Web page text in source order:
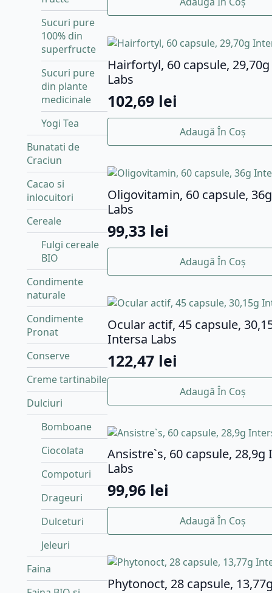
Sucuri pure
100% din
superfructe
Sucuri pure
din plante
medicinale
Yogi Tea
Bunatati de
Craciun
Cacao si
inlocuitori
Cereale
Fulgi cereale
BIO
Condimente
naturale
Condimente
Pronat
Conserve
Creme tartinabile
Dulciuri
Bomboane
Ciocolata
Compoturi
Drageuri
Dulceturi
Jeleuri
Faina
Hairfortyl, 60 capsule,
Labs
102,69 lei
Adaugă În Coș
Oligovitamin, 60 capsule,
Labs
99,33 lei
Adaugă În Coș
Ocular actif, 45 capsule,
Intersa Labs
122,47 lei
Adaugă În Coș
Ansistre`s, 60 capsule, 28,9g
Labs
99,96 lei
Adaugă În Coș
Phytonoct, 28 capsule,